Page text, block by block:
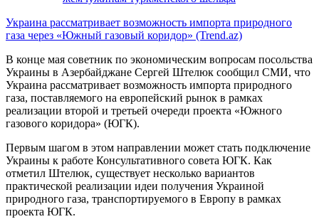
Украина рассматривает возможность импорта природного
газа через «Южный газовый коридор» (Trend.az)
В конце мая советник по экономическим вопросам посольства
Украины в Азербайджане Сергей Штелюк сообщил СМИ, что
Украина рассматривает возможность импорта природного
газа, поставляемого на европейский рынок в рамках
реализации второй и третьей очереди проекта «Южного
газового коридора» (ЮГК).
Первым шагом в этом направлении может стать подключение
Украины к работе Консультативного совета ЮГК. Как
отметил Штелюк, существует несколько вариантов
практической реализации идеи получения Украиной
природного газа, транспортируемого в Европу в рамках
проекта ЮГК.